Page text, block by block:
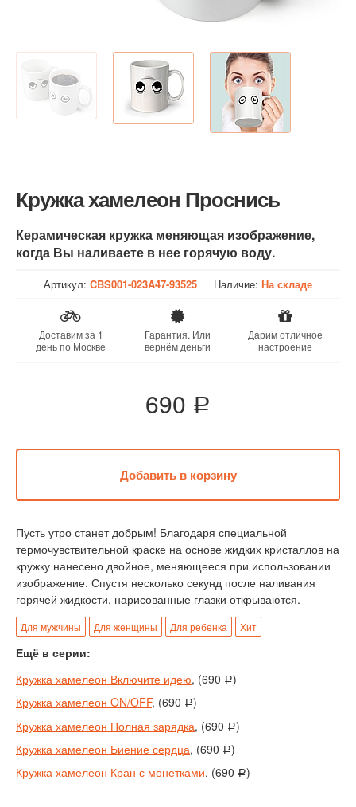
Кружка хамелеон Проснись
Керамическая кружка меняющая изображение,
когда Вы наливаете в нее горячую воду.
Артикул:CBS001-023A47-93525 Наличие: На складе
Доставим за 1
день по Москве
Гарантия. Или
вернём деньги
Дарим отличное
настроение
690 a
Пусть утро станет добрым! Благодаря специальной
термочувствительной краске на основе жидких кристаллов на
кружку нанесено двойное, меняющееся при использовании
изображение. Спустя несколько секунд после наливания
горячей жидкости, нарисованные глазки открываются.
Для мужчины Для женщины Для ребенка Хит
Ещё в серии:
Кружка хамелеон Включите идею, (690 a)
Кружка хамелеон ON/OFF, (690 a)
Кружка хамелеон Полная зарядка, (690 a)
Кружка хамелеон Биение сердца, (690 a)
Кружка хамелеон Кран с монетками, (690 a)